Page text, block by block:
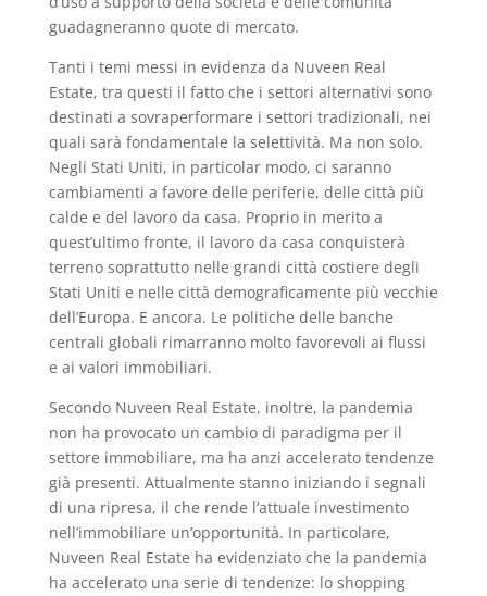
guadagneranno quote di mercato.
Tanti i temi messi in evidenza da Nuveen Real
Estate, tra questi il fatto che i settori alternativi sono
destinati a sovraperformare i settori tradizionali, nei
quali sarà fondamentale la selettività. Ma non solo.
Negli Stati Uniti, in particolar modo, ci saranno
cambiamenti a favore delle periferie, delle città più
calde e del lavoro da casa. Proprio in merito a
quest’ultimo fronte, il lavoro da casa conquisterà
terreno soprattutto nelle grandi città costiere degli
Stati Uniti e nelle città demograficamente più vecchie
dell’Europa. E ancora. Le politiche delle banche
centrali globali rimarranno molto favorevoli ai flussi
e ai valori immobiliari.
Secondo Nuveen Real Estate, inoltre, la pandemia
non ha provocato un cambio di paradigma per il
settore immobiliare, ma ha anzi accelerato tendenze
già presenti. Attualmente stanno iniziando i segnali
di una ripresa, il che rende l’attuale investimento
nell’immobiliare un’opportunità. In particolare,
Nuveen Real Estate ha evidenziato che la pandemia
ha accelerato una serie di tendenze: lo shopping